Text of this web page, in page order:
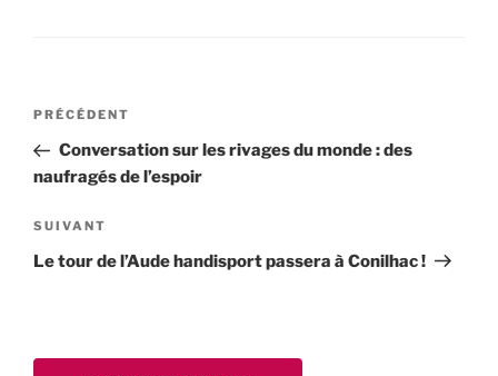
Navigation
l’article
Article
précédent
PRÉCÉDENT
Conversation sur les rivages du monde : des
naufragés de l’espoir
Article
suivant
SUIVANT
Le tour de l’Aude handisport passera à Conilhac !